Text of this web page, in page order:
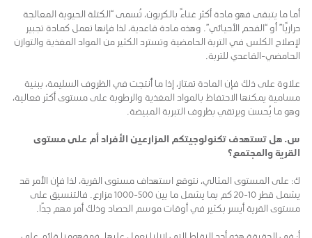
أما ما يتبقى فهو مادة أكثر غناءً بالكربون، تُسمى “الكتلة الحيوية المعالجة
حراريًا” أو “الفحم الأحيائي”. وهذه مادة قاعدية، لذا فإنها تعمل كمادة تجبير
لإصلاح الكلس في التربة الحامضية وتسترد الكثير من المواد المغذية والتوازن
الحامضي-القاعدي للتربة.
علاوة على ذلك فإن المادة تمتاز، إذا ما أُنتجت في الظروف السليمة، ببنية
مسامية يمكنها الاحتفاظ بالمواد المغذية والرطوبة على مستوى أكثر فعالية،
وهو ما يُحسن ويرتقي بظروف التبربة المبيضة.
س. هل تستهدف تكنولوجيتكم المزارعين الأفراد أم على مستوى
القرية والمجتمع؟
ك: على المستوى المثالي، نتوقع استهداف مستوى القرية، لذا فإن الأمر قد
يشمل قطر 10-20 كم بما يشمل ما بين 500-1000 مزارع. فالتنسيق على
مستوى القرية أيسر بكثير في أوقات موسم الحصاد وذلك أمر مهم جدًا.